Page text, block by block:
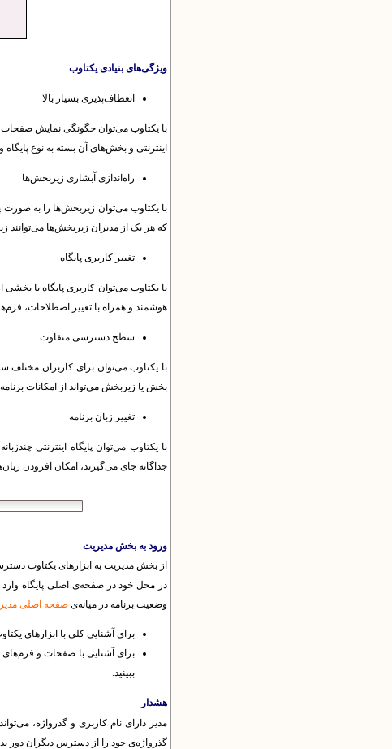
ویژگی‌های بنیادی یکتاوب
انعطاف‌پذیری بسیار بالا
با یکتاوب می‌توان چگونگی نمایش صفحات
اینترنتی و بخش‌های آن بسته به نوع
راه‌اندازی آبشاری زیربخش‌ها
با یکتاوب می‌توان زیربخش‌ها را به صورت
که هر یک از مدیران زیربخش‌ها می‌توانند
تغییر کاربری پایگاه
با یکتاوب می‌توان کاربری پایگاه یا بخشی
هوشمند و همراه با تغییر اصطلاحات،
سطح دسترسی متفاوت
با یکتاوب می‌توان برای کاربران مختلف
بخش‌ یا زیربخش‌ می‌تواند از امکانات
تغییر زبان برنامه
با یکتاوب می‌توان پایگاه اینترنتی
جداگانه جای می‌گیرند، امکان افزودن
ورود به بخش مدیریت
از بخش مدیریت به ابزارهای یکتاوب
در محل خود در صفحه‌ی اصلی پایگاه
وضعیت برنامه در میانه‌ی صفحه اصلی
برای آشنایی کلی با ابزارهای
برای آشنایی با صفحات و
ببینید.
هشدار
مدیر دارای نام کاربری و گذرواژه،
گذرواژه‌ی خود را از دسترس دیگران دور